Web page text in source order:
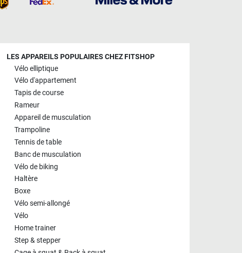
LES APPAREILS POPULAIRES CHEZ FITSHOP
Vélo elliptique
Vélo d'appartement
Tapis de course
Rameur
Appareil de musculation
Trampoline
Tennis de table
Banc de musculation
Vélo de biking
Haltère
Boxe
Vélo semi-allongé
Vélo
Home trainer
Step & stepper